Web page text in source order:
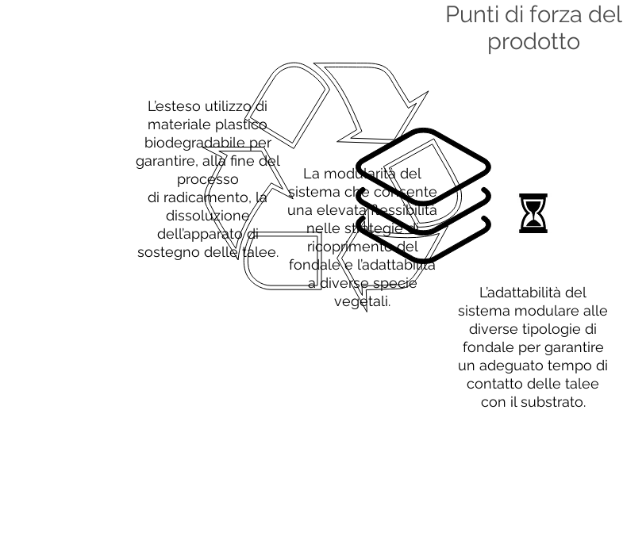
Punti di forza del
prodotto
L’esteso utilizzo di
materiale plastico
biodegradabile per
garantire, alla fine del
processo
di radicamento, la
dissoluzione
dell’apparato di
sostegno delle talee.
La modularità del
sistema che consente
una elevata flessibilità
nelle strategie di
ricoprimento del
fondale e l’adattabilità
a diverse specie
vegetali.
L’adattabilità del
sistema modulare alle
diverse tipologie di
fondale per garantire
un adeguato tempo di
contatto delle talee
con il substrato.